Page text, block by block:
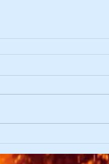
102. Wehrversammlung